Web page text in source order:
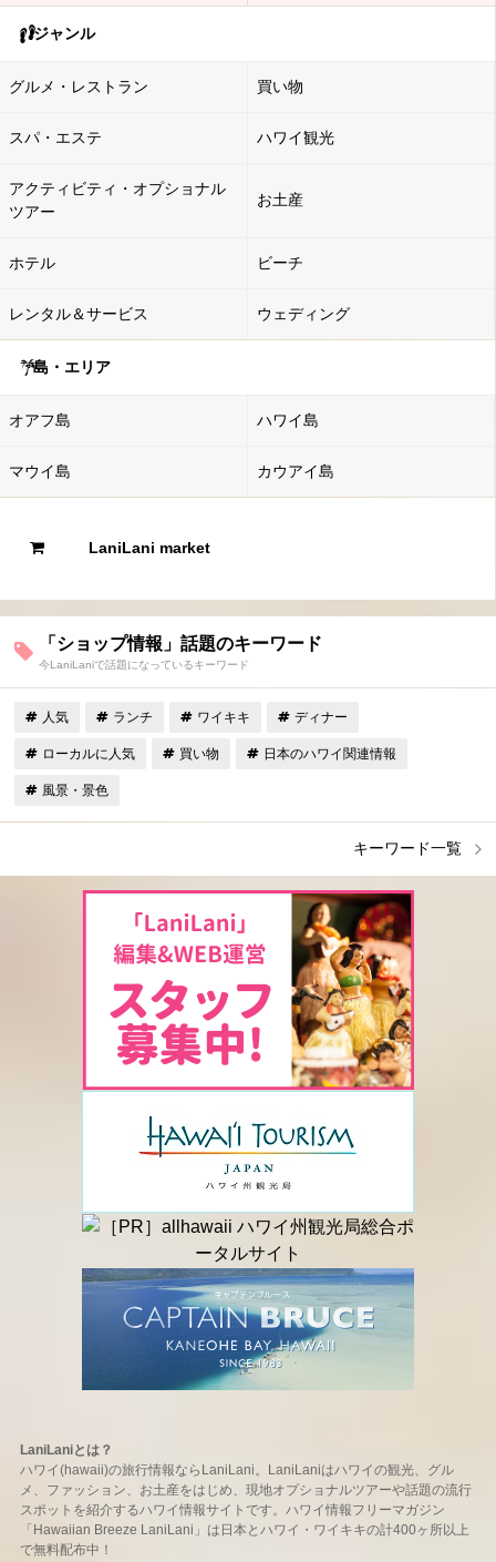
ジャンル
グルメ・レストラン 買い物
スパ・エステ ハワイ観光
アクティビティ・オプショナル
ツアー
お土産
ホテル ビーチ
レンタル＆サービス ウェディング
島・エリア
オアフ島 ハワイ島
マウイ島 カウアイ島
LaniLani market
「ショップ情報」話題のキーワード
今LaniLaniで話題になっているキーワード
人気 ランチ ワイキキ ディナー
ローカルに人気 買い物 日本のハワイ関連情報
風景・景色
キーワード一覧
LaniLaniとは？
ハワイ(hawaii)の旅行情報ならLaniLani。LaniLaniはハワイの観光、グル
メ、ファッション、お土産をはじめ、現地オプショナルツアーや話題の流行
スポットを紹介するハワイ情報サイトです。ハワイ情報フリーマガジン
「Hawaiian Breeze LaniLani」は日本とハワイ・ワイキキの計400ヶ所以上
で無料配布中！